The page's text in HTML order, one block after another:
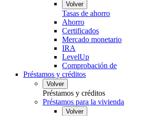
Volver
Tasas de ahorro
Ahorro
Certificados
Mercado monetario
IRA
LevelUp
Comprobación de
Préstamos y créditos
Volver
Préstamos y créditos
Préstamos para la vivienda
Volver